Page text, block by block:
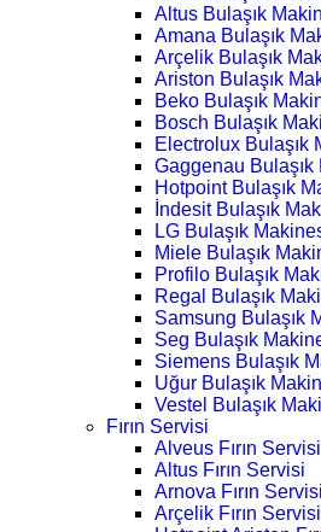
Altus Bulaşık
Amana Bulaşık
Arçelik Bulaşık
Ariston Bulaşık
Beko Bulaşık
Bosch Bulaşık
Electrolux Bulaşık
Gaggenau
Hotpoint Bulaşık
İndesit Bulaşık
LG Bulaşık
Miele Bulaşık
Profilo Bulaşık
Regal Bulaşık
Samsung Bulaşık
Seg Bulaşık
Siemens Bulaşık
Uğur Bulaşık
Vestel Bulaşık
Fırın Servisi
Alveus Fırın Servisi
Altus Fırın Servisi
Arnova Fırın Servisi
Arçelik Fırın Servisi